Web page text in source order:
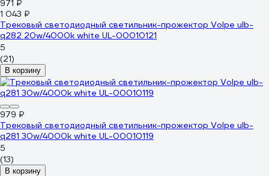
971 ₽
1 043 ₽
Трековый светодиодный светильник-прожектор Volpe ulb-
q282 20w/4000k white UL-00010121
5
(21)
В корзину
979 ₽
Трековый светодиодный светильник-прожектор Volpe ulb-
q281 30w/4000k white UL-00010119
5
(13)
В корзину